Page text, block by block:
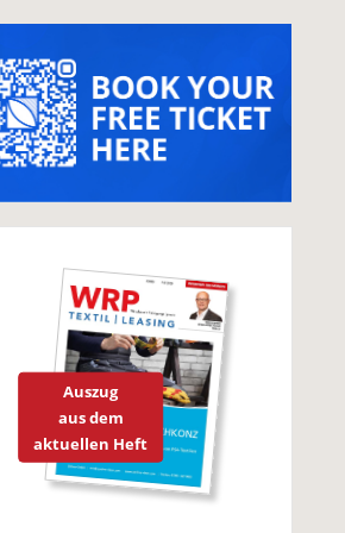
Auszug
aus dem
aktuellen Heft